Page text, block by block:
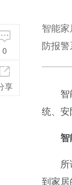
智能
防报
智能
统、安
智
所谓
到家
0
享